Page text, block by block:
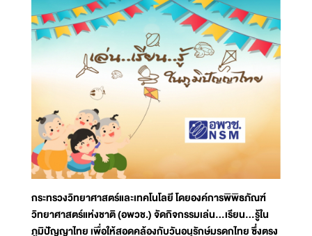
กระทรวงวิทยาศาสตร์และเทคโนโลยี โดยองค์การพิพิธภัณฑ์
วิทยาศาสตร์แห่งชาติ (อพวช.) จัดกิจกรรมเล่น...เรียน...รู้ใน
ภูมิปัญญาไทย เพื่อให้สอดคล้องกับวันอนุรักษ์มรดกไทย ซึ่งตรง